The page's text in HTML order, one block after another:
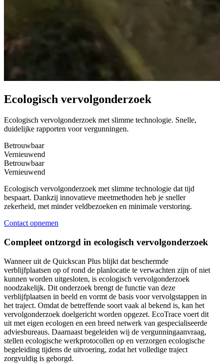
Ecologisch vervolgonderzoek
Ecologisch vervolgonderzoek met slimme technologie. Snelle,
duidelijke rapporten voor vergunningen.
Betrouwbaar
Vernieuwend
Betrouwbaar
Vernieuwend
Ecologisch vervolgonderzoek met slimme technologie dat tijd
bespaart. Dankzij innovatieve meetmethoden heb je sneller
zekerheid, met minder veldbezoeken en minimale verstoring.
Contact opnemen
Compleet ontzorgd in ecologisch vervolgonderzoek
Wanneer uit de Quickscan Plus blijkt dat beschermde
verblijfplaatsen op of rond de planlocatie te verwachten zijn of niet
kunnen worden uitgesloten, is ecologisch vervolgonderzoek
noodzakelijk. Dit onderzoek brengt de functie van deze
verblijfplaatsen in beeld en vormt de basis voor vervolgstappen in
het traject. Omdat de betreffende soort vaak al bekend is, kan het
vervolgonderzoek doelgericht worden opgezet. EcoTrace voert dit
uit met eigen ecologen en een breed netwerk van gespecialiseerde
adviesbureaus. Daarnaast begeleiden wij de vergunningaanvraag,
stellen ecologische werkprotocollen op en verzorgen ecologische
begeleiding tijdens de uitvoering, zodat het volledige traject
zorgvuldig is geborgd.